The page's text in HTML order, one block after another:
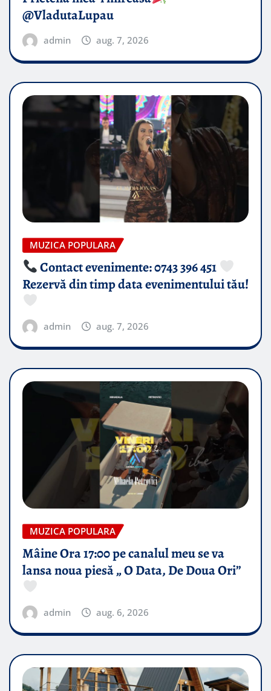
@VladutaLupau
admin aug. 7, 2026
MUZICA POPULARA
Contact evenimente: 0743 396 451
Rezervă din timp data evenimentului tău!
admin aug. 7, 2026
MUZICA POPULARA
Mâine Ora 17:00 pe canalul meu se va
lansa noua piesă „ O Data, De Doua Ori”
admin aug. 6, 2026